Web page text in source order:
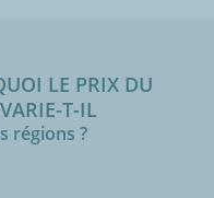
LE PRIX DU
T-IL
régions ?